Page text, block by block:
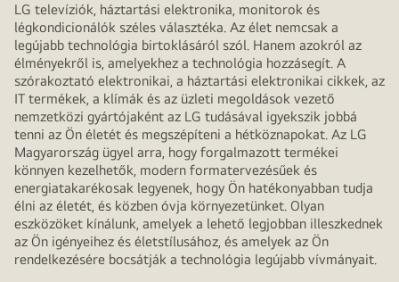
LG televíziók, háztartási elektronika, monitorok és
légkondicionálók széles választéka. Az élet nemcsak a
legújabb technológia birtoklásáról szól. Hanem azokról az
élményekről is, amelyekhez a technológia hozzásegít. A
szórakoztató elektronikai, a háztartási elektronikai cikkek, az
IT termékek, a klímák és az üzleti megoldások vezető
nemzetközi gyártójaként az LG tudásával igyekszik jobbá
tenni az Ön életét és megszépíteni a hétköznapokat. Az LG
Magyarország ügyel arra, hogy forgalmazott termékei
könnyen kezelhetők, modern formatervezésűek és
energiatakarékosak legyenek, hogy Ön hatékonyabban tudja
élni az életét, és közben óvja környezetünket. Olyan
eszközöket kínálunk, amelyek a lehető legjobban illeszkednek
az Ön igényeihez és életstílusához, és amelyek az Ön
rendelkezésére bocsátják a technológia legújabb vívmányait.